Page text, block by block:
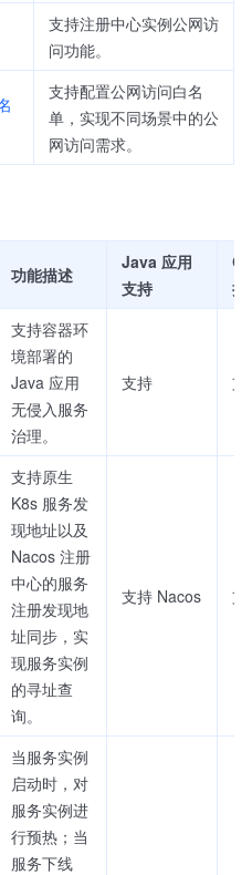
支持注册中心实例公网访
问功能。
支持配置公网访问白名
单，实现不同场景中的公
网访问需求。
功能描述
Java 应用
支持
持
支持容器环
境部署的
Java 应用
无侵入服务
治理。
支持 支
支持原生
K8s 服务发
现地址以及
Nacos 注册
中心的服务
注册发现地
址同步，实
现服务实例
的寻址查
询。
支持 Nacos 支
当服务实例
启动时，对
服务实例进
行预热；当
服务下线